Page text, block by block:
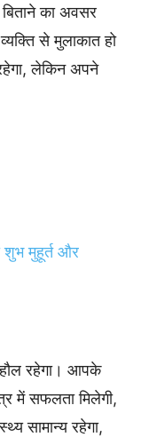
का अवसर
से मुलाकात हो
लेकिन अपने
मुहूर्त और
रहेगा। आपके
में सफलता मिलेगी,
सामान्य रहेगा,